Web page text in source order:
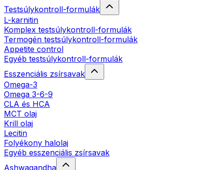
Testsúlykontroll-formulák
L-karnitin
Komplex testsúlykontroll-formulák
Termogén testsúlykontroll-formulák
Appetite control
Egyéb testsúlykontroll-formulák
Esszenciális zsírsavak
Omega-3
Omega 3-6-9
CLA és HCA
MCT olaj
Krill olaj
Lecitin
Folyékony halolaj
Egyéb esszenciális zsírsavak
Ashwagandha